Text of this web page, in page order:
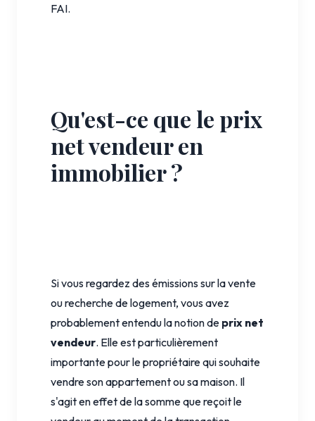
FAI.
Qu'est-ce que le prix
net vendeur en
immobilier ?
Si vous regardez des émissions sur la vente
ou recherche de logement, vous avez
probablement entendu la notion de prix net
vendeur. Elle est particulièrement
importante pour le propriétaire qui souhaite
vendre son appartement ou sa maison. Il
s'agit en effet de la somme que reçoit le